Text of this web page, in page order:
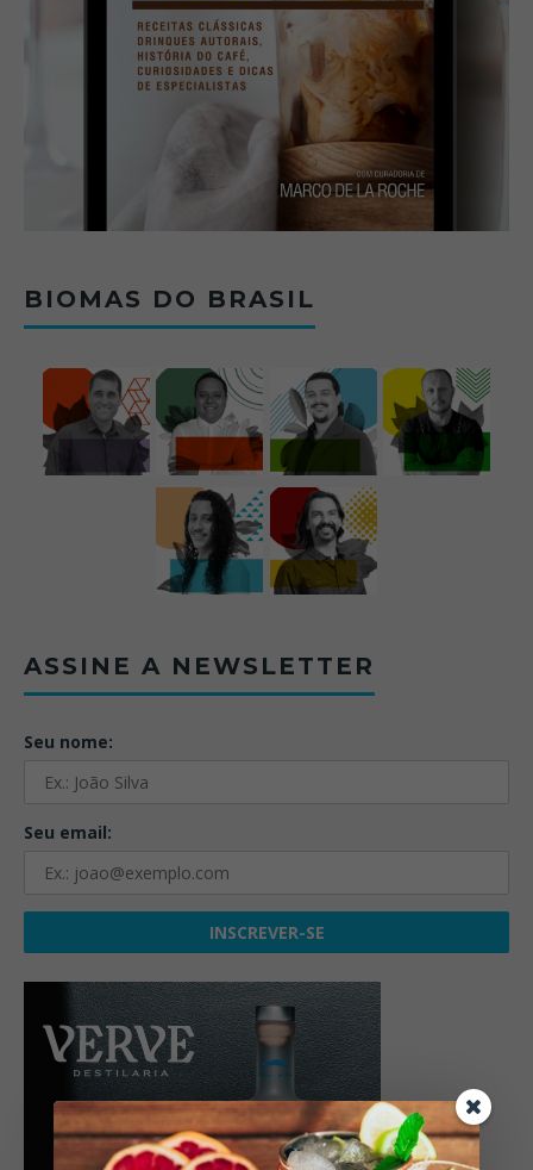
BIOMAS DO BRASIL
ASSINE A NEWSLETTER
Seu nome:
Seu email: